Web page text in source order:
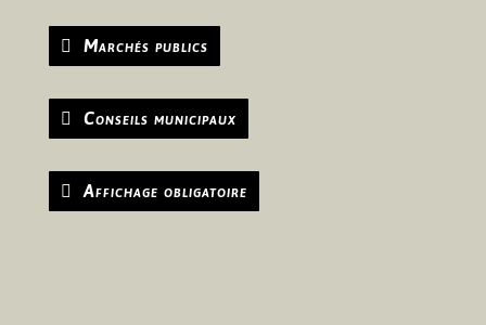
Marchés publics
Conseils municipaux
Affichage obligatoire